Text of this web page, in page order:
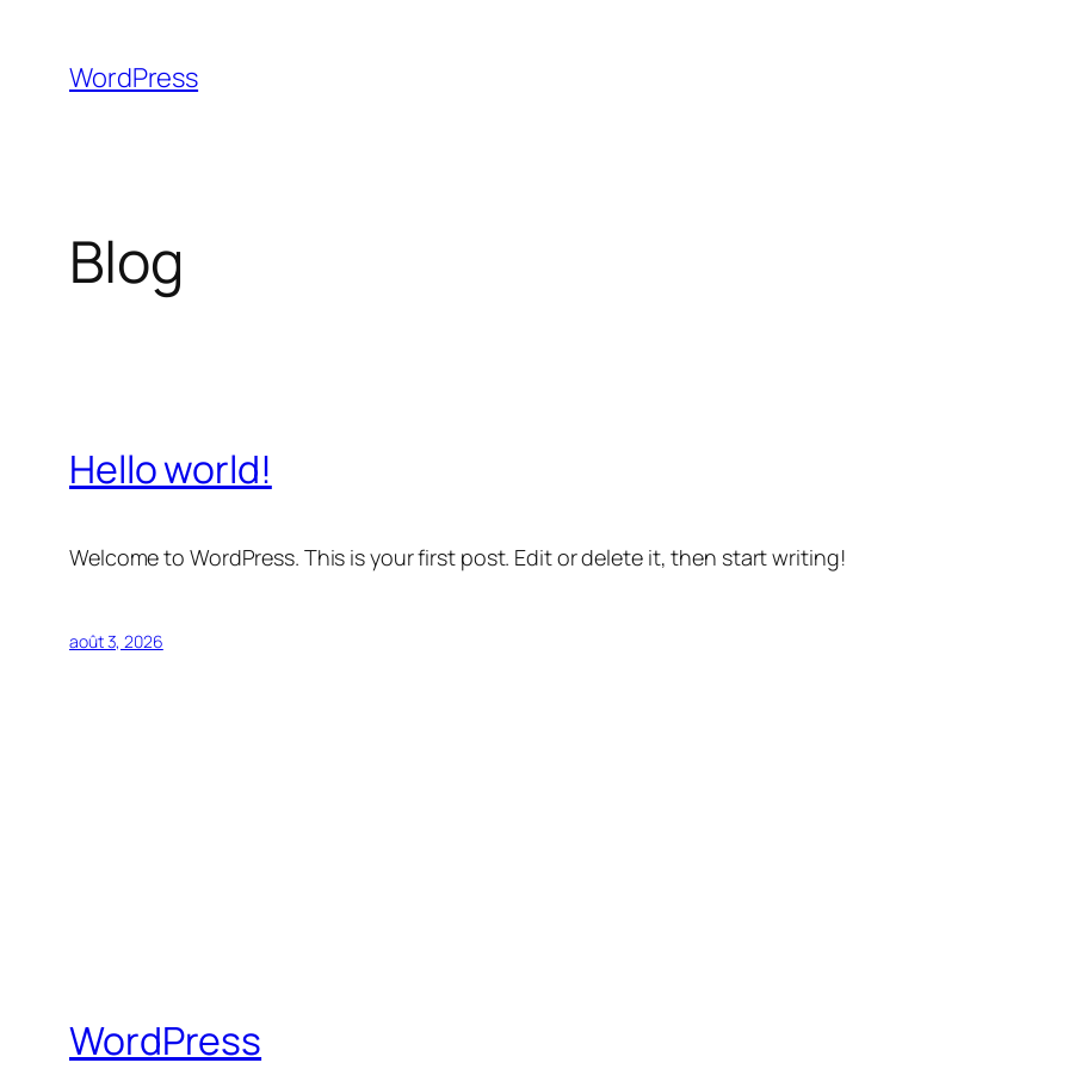
contenu
WordPress
Blog
Hello world!
Welcome to WordPress. This is your first post. Edit or delete it, then start writing!
août 3, 2026
WordPress